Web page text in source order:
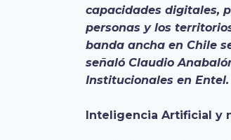
capacidades digitales,
personas y los
banda ancha en Chile
señaló Claudio
Institucionales en Entel.
Inteligencia Artificial y